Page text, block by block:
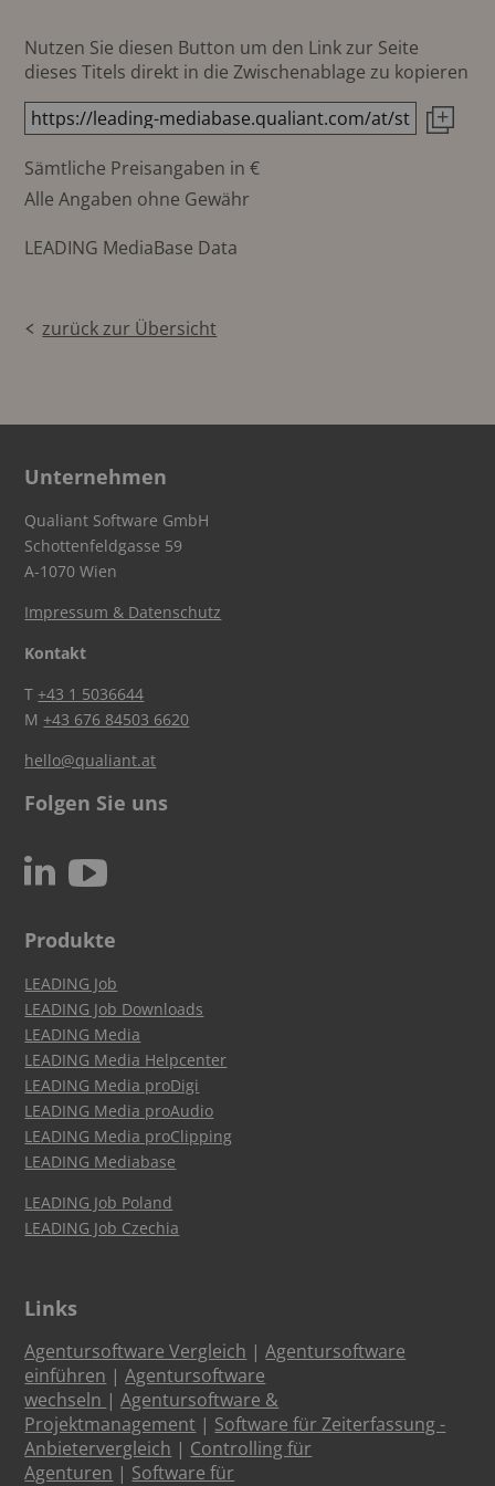
Nutzen Sie diesen Button um den Link zur Seite
dieses Titels direkt in die Zwischenablage zu kopieren
Sämtliche Preisangaben in €
Alle Angaben ohne Gewähr
LEADING MediaBase Data
zurück zur Übersicht
Unternehmen
Qualiant Software GmbH
Schottenfeldgasse 59
A-1070 Wien
Impressum & Datenschutz
Kontakt
T+43 1 5036644
M+43 676 84503 6620
hello@qualiant.at
Folgen Sie uns
N c
Produkte
LEADING Job
LEADING Job Downloads
LEADING Media
LEADING Media Helpcenter
LEADING Media proDigi
LEADING Media proAudio
LEADING Media proClipping
LEADING Mediabase
LEADING Job Poland
LEADING Job Czechia
Links
Agentursoftware Vergleich |Agentursoftware
einführen |Agentursoftware
wechseln |Agentursoftware &
Projektmanagement | Software für Zeiterfassung -
Anbietervergleich | Controlling für
Agenturen | Software für